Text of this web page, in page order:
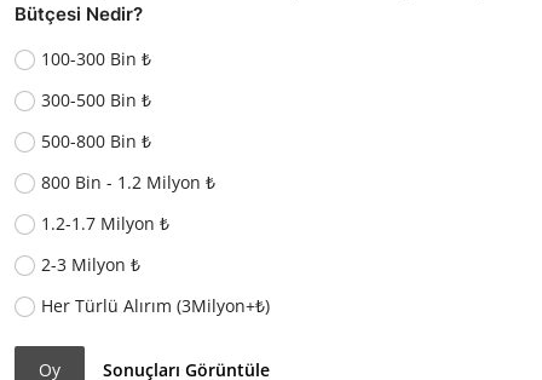
Bütçesi Nedir?
100-300 Bin ₺
300-500 Bin ₺
500-800 Bin ₺
800 Bin - 1.2 Milyon ₺
1.2-1.7 Milyon ₺
2-3 Milyon ₺
Her Türlü Alırım (3Milyon+₺)
Oy Sonuçları Görüntüle